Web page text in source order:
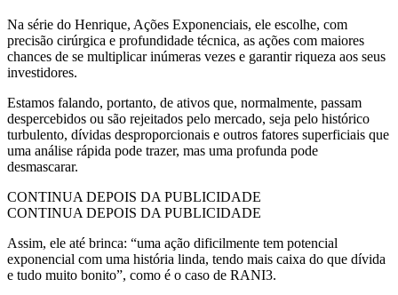
Na série do Henrique, Ações Exponenciais, ele escolhe, com
precisão cirúrgica e profundidade técnica, as ações com maiores
chances de se multiplicar inúmeras vezes e garantir riqueza aos seus
investidores.
Estamos falando, portanto, de ativos que, normalmente, passam
despercebidos ou são rejeitados pelo mercado, seja pelo histórico
turbulento, dívidas desproporcionais e outros fatores superficiais que
uma análise rápida pode trazer, mas uma profunda pode
desmascarar.
CONTINUA DEPOIS DA PUBLICIDADE
CONTINUA DEPOIS DA PUBLICIDADE
Assim, ele até brinca: “uma ação dificilmente tem potencial
exponencial com uma história linda, tendo mais caixa do que dívida
e tudo muito bonito”, como é o caso de RANI3.